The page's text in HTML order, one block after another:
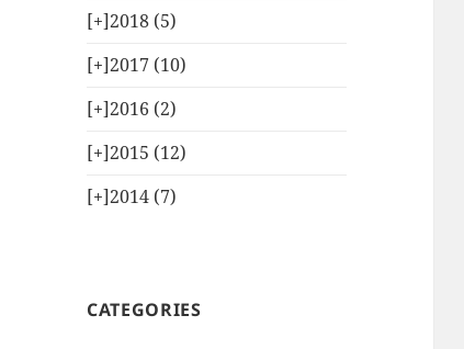
[+]2018 (5)
[+]2017 (10)
[+]2016 (2)
[+]2015 (12)
[+]2014 (7)
CATEGORIES